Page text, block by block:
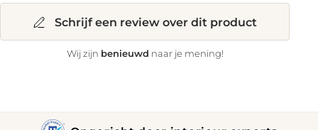
Schrijf een review over dit product
Wij zijn benieuwd naar je mening!